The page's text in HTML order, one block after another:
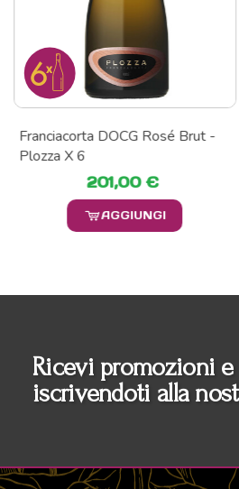
Franciacorta DOCG Rosé Brut -
Plozza X 6
201,00 €
AGGIUNGI
Ricevi promozioni
iscrivendoti alla